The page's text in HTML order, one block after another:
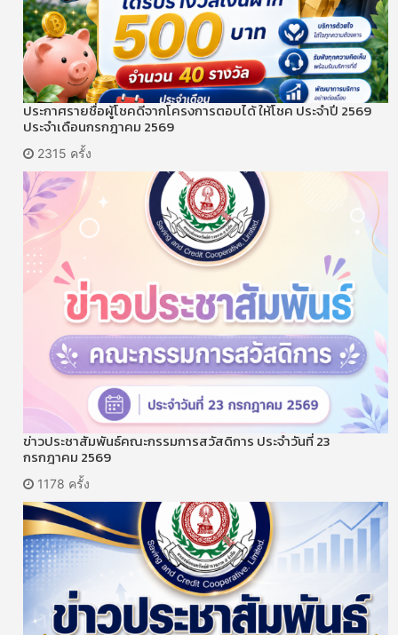
ประกาศรายชื่อผู้โชคดีจากโครงการตอบได้ ให้โชค ประจำปี 2569
ประจำเดือนกรกฎาคม 2569
2315 ครั้ง
ข่าวประชาสัมพันธ์คณะกรรมการสวัสดิการ ประจำวันที่ 23
กรกฎาคม 2569
1178 ครั้ง